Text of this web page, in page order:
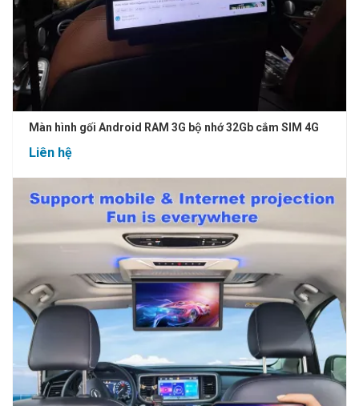
Màn hình gối Android RAM 3G bộ nhớ 32Gb cắm SIM 4G
Liên hệ